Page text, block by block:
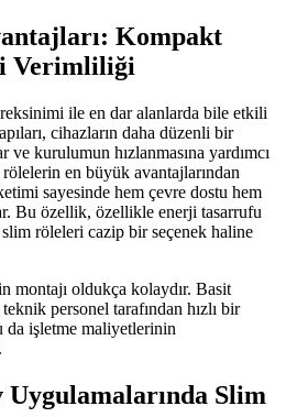
Kompakt
Verimliliği
ile en dar alanlarda bile etkili
cihazların daha düzenli bir
kurulumun hızlanmasına yardımcı
en büyük avantajlarından
sayesinde hem çevre dostu hem
Bu özellik, özellikle enerji tasarrufu
röleleri cazip bir seçenek haline
montajı oldukça kolaydır. Basit
personel tarafından hızlı bir
da işletme maliyetlerinin
Slim